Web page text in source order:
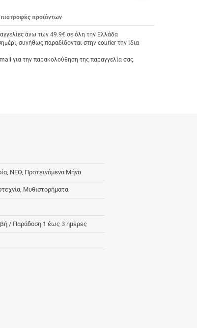
προϊόντων
άνω των 49.9€ σε όλη την Ελλάδα
συνήθως παραδίδονται στην courier την ίδια
για την παρακολούθηση της παραγγελία σας.
ΝΕΟ, Προτεινόμενα Μήνα
Μυθιστορήματα
/ Παράδoση 1 έως 3 ημέρες